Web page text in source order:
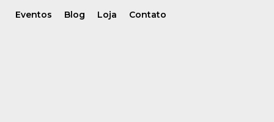
Eventos Blog Loja Contato